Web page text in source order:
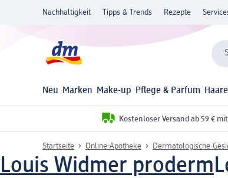
Nachhaltigkeit Tipps & Trends Rezepte
Neu Marken Make-up Pflege & Parfum Haare
Kostenloser Versand ab 59 €
Startseite Online-Apotheke Dermatologische
Louis Widmer proderm